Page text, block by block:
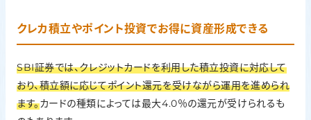
クレカ積立やポイント投資でお得に資産形成できる
SBI証券では、クレジットカードを利用した積立投資に対応して
おり、積立額に応じてポイント還元を受けながら運用を進められ
ます。カードの種類によっては最大4.0％の還元が受けられるも